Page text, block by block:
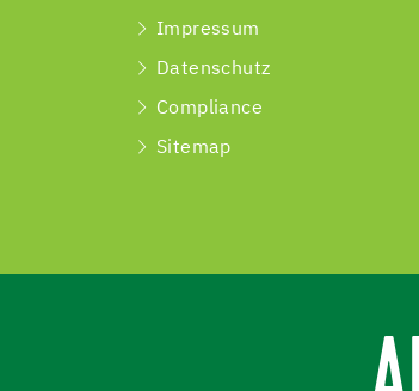
Impressum
Datenschutz
Compliance
Sitemap